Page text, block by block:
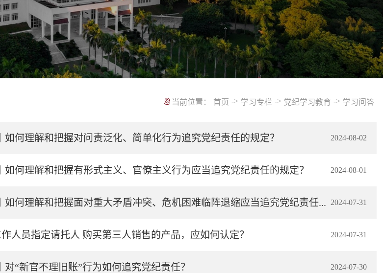
当前位置： 首页 -> 学习专栏 -> 党纪学习教育 -> 学习问答
如何理解和把握对问责泛化、简单化行为追究党纪责任的规定？ 2024-08-02
如何理解和把握有形式主义、官僚主义行为应当追究党纪责任的规定？ 2024-08-01
如何理解和把握面对重大矛盾冲突、危机困难临阵退缩应当追究党纪责任... 2024-07-31
人员指定请托人 购买第三人销售的产品，应如何认定？ 2024-07-31
“新官不理旧账”行为如何追究党纪责任？ 2024-07-30